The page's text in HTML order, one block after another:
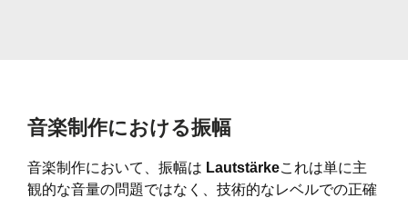
音楽制作における振幅
音楽制作において、振幅は Lautstärkeこれは単に主
観的な音量の問題ではなく、技術的なレベルでの正確